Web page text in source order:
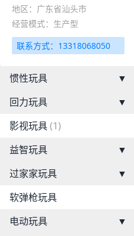
地区：广东省汕头市
经营模式：生产型
联系方式：13318068050
惯性玩具
▼
回力玩具
▼
影视玩具(1)
益智玩具
▼
过家家玩具
▼
软弹枪玩具
电动玩具
▼